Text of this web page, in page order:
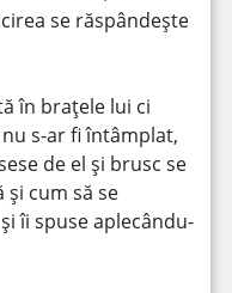
se răspândește
în brațele lui ci
s-ar fi întâmplat,
de el și brusc se
și cum să se
îi spuse aplecându-